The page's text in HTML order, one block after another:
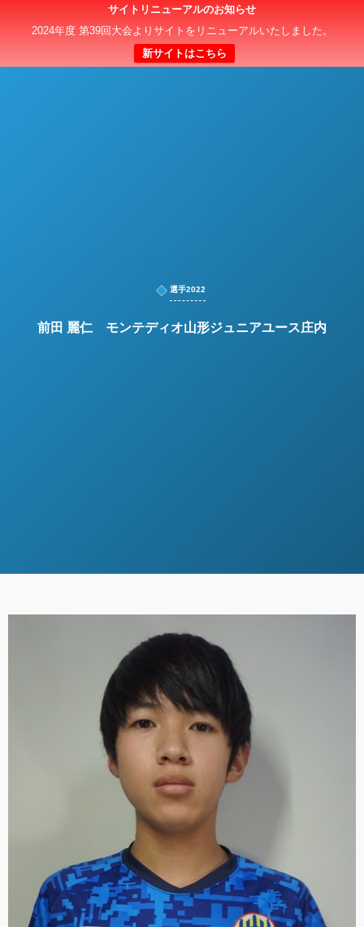
サイトリニューアルのお知らせ
2024年度 第39回大会よりサイトをリニューアルいたしました。
新サイトはこちら
日本クラブユースサッカー選手権（U-15）大会
選手2022
前田 麗仁 モンテディオ山形ジュニアユース庄内